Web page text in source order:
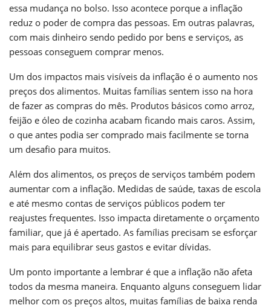
essa mudança no bolso. Isso acontece porque a inflação
reduz o poder de compra das pessoas. Em outras palavras,
com mais dinheiro sendo pedido por bens e serviços, as
pessoas conseguem comprar menos.
Um dos impactos mais visíveis da inflação é o aumento nos
preços dos alimentos. Muitas famílias sentem isso na hora
de fazer as compras do mês. Produtos básicos como arroz,
feijão e óleo de cozinha acabam ficando mais caros. Assim,
o que antes podia ser comprado mais facilmente se torna
um desafio para muitos.
Além dos alimentos, os preços de serviços também podem
aumentar com a inflação. Medidas de saúde, taxas de escola
e até mesmo contas de serviços públicos podem ter
reajustes frequentes. Isso impacta diretamente o orçamento
familiar, que já é apertado. As famílias precisam se esforçar
mais para equilibrar seus gastos e evitar dívidas.
Um ponto importante a lembrar é que a inflação não afeta
todos da mesma maneira. Enquanto alguns conseguem lidar
melhor com os preços altos, muitas famílias de baixa renda